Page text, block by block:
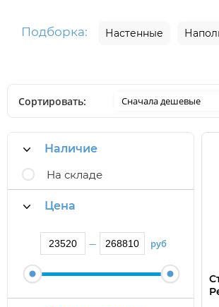
Подборка: Настенные
Сортировать: Сначала дешевые
Наличие
На складе
Цена
— руб